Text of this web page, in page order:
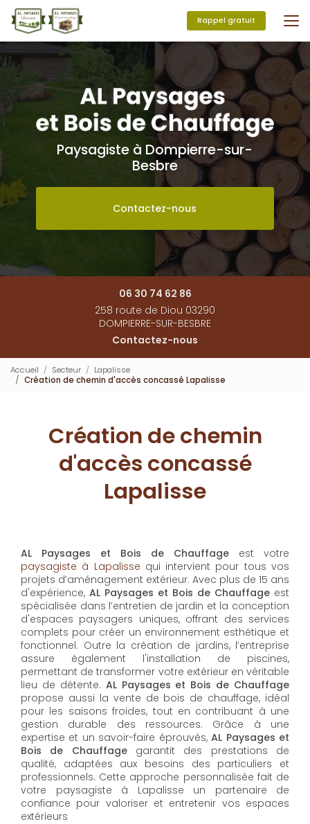
Aller
au
contenu
principal
Rappel gratuit
Paysagiste à Dompierre-sur-
Besbre
Contactez-nous
06 30 74 62 86
258 route de Diou 03290
DOMPIERRE-SUR-BESBRE
Contactez-nous
Accueil Secteur
Lapalisse
Création de chemin d'accès concassé Lapalisse
Création de chemin
d'accès concassé
Lapalisse
AL Paysages et Bois de Chauffage est votre
paysagiste à Lapalisse qui intervient pour tous vos
projets d’aménagement extérieur. Avec plus de 15 ans
d'expérience, AL Paysages et Bois de Chauffage est
spécialisée dans l’entretien de jardin et la conception
d'espaces paysagers uniques, offrant des services
complets pour créer un environnement esthétique et
fonctionnel. Outre la création de jardins, l’entreprise
assure également l'installation de piscines,
permettant de transformer votre extérieur en véritable
lieu de détente. AL Paysages et Bois de Chauffage
propose aussi la vente de bois de chauffage, idéal
pour les saisons froides, tout en contribuant à une
gestion durable des ressources. Grâce à une
expertise et un savoir-faire éprouvés,AL Paysages et
Bois de Chauffagegarantit des prestations de
qualité, adaptées aux besoins des particuliers et
professionnels. Cette approche personnalisée fait de
votre paysagiste à Lapalisse un partenaire de
confiance pour valoriser et entretenir vos espaces
extérieurs